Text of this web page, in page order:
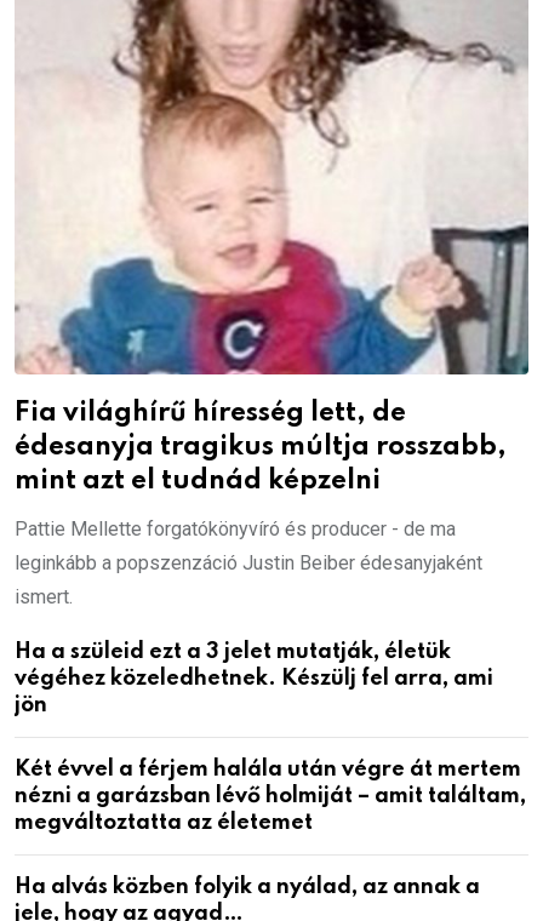
Fia világhírű híresség lett, de
édesanyja tragikus múltja rosszabb,
mint azt el tudnád képzelni
Pattie Mellette forgatókönyvíró és producer - de ma
leginkább a popszenzáció Justin Beiber édesanyjaként
ismert.
Ha a szüleid ezt a 3 jelet mutatják, életük
végéhez közeledhetnek. Készülj fel arra, ami
jön
Két évvel a férjem halála után végre át mertem
nézni a garázsban lévő holmiját – amit találtam,
megváltoztatta az életemet
Ha alvás közben folyik a nyálad, az annak a
jele, hogy az agyad…